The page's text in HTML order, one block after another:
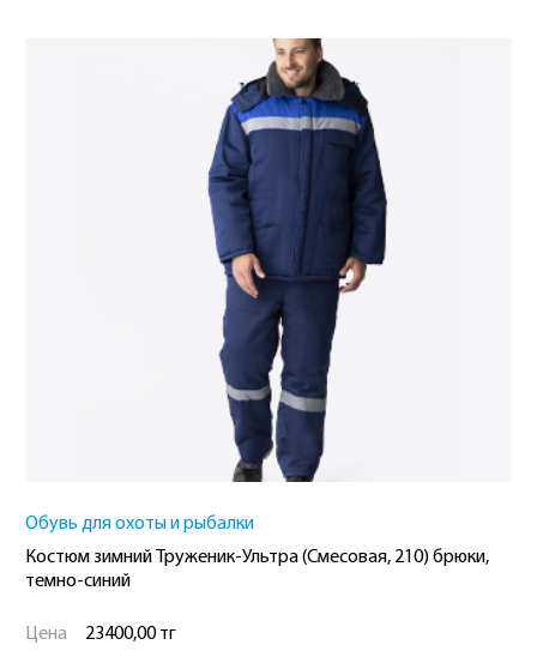
Обувь для охоты и рыбалки
Костюм зимний Труженик-Ультра (Смесовая, 210) брюки,
темно-синий
Цена 23400,00 тг